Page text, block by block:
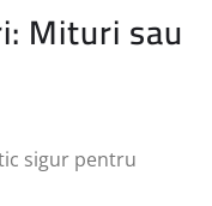
Mituri sau
sigur pentru